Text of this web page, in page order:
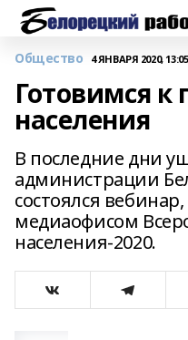
Общество 4 ЯНВАРЯ 2020, 13:05
Готовимся к
населения
В последние дни
администрации
состоялся
медиаофисом
населения-2020.